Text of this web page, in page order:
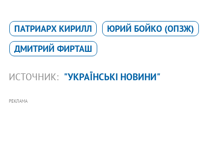
ПАТРИАРХ КИРИЛЛ
ЮРИЙ БОЙКО (ОПЗЖ)
ДМИТРИЙ ФИРТАШ
ИСТОЧНИК: "УКРАЇНСЬКІ НОВИНИ"
РЕКЛАМА